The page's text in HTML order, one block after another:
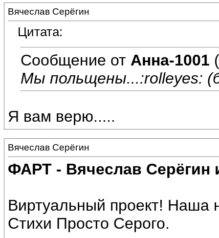
Вячеслав Серёгин
Цитата:
Сообщение от Анна-1001
Мы польщены...:rolleyes:
Я вам верю.....
Вячеслав Серёгин
ФАРТ - Вячеслав
Виртуальный проект! Наша
Стихи Просто Серого.